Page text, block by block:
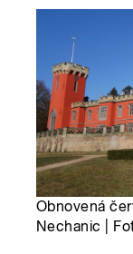
Obnovená
Nechanic |